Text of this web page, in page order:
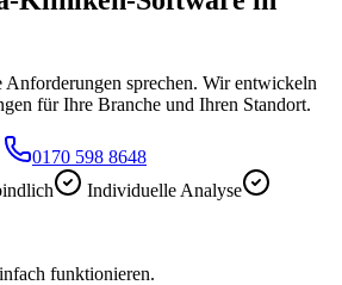
Anforderungen sprechen. Wir entwickeln
für Ihre Branche und Ihren Standort.
0170 598 8648
Individuelle Analyse
funktionieren.